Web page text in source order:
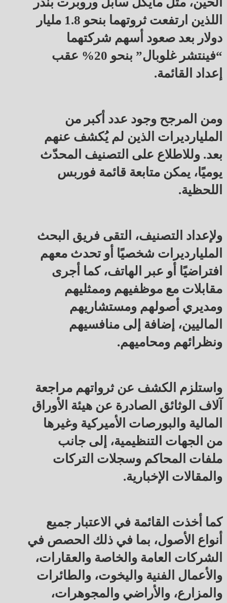
اللذين ارتفعت ثروتهما بنحو 1.8 مليار
دولار بعد صعود أسهم شركتهما
“فينتشر غلوبال” بنحو 20% عقب
إعداد القائمة.
ومن المرجح وجود عدد أكبر من
المليارديرات الذين لم يُكشف عنهم
بعد. وللاطلاع على التصنيف المحدّث
يوميًا، يمكن متابعة قائمة فوربس
اللحظية.
ولإعداد التصنيف، التقى فريق البحث
المليارديرات شخصيًا أو تحدث معهم
افتراضيًا أو عبر الهاتف، كما أجرى
مقابلات مع موظفيهم وممثليهم
ومديري أصولهم ومستشاريهم
الماليين، إضافة إلى منافسيهم
ونظرائهم ومحاميهم.
واستلزم الكشف عن ثرواتهم مراجعة
آلاف الوثائق الصادرة عن هيئة الأوراق
المالية والبورصات الأميركية وغيرها
من الجهات التنظيمية، إلى جانب
ملفات المحاكم وسجلات التركات
والمقالات الإخبارية.
كما أخذت القائمة في الاعتبار جميع
أنواع الأصول، بما في ذلك الحصص في
الشركات العامة والخاصة والعقارات،
والأعمال الفنية واليخوت، والطائرات
والمزارع، والأراضي والمجوهرات،